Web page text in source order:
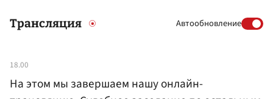
Трансляция Автообновление
18.00
На этом мы завершаем нашу онлайн-